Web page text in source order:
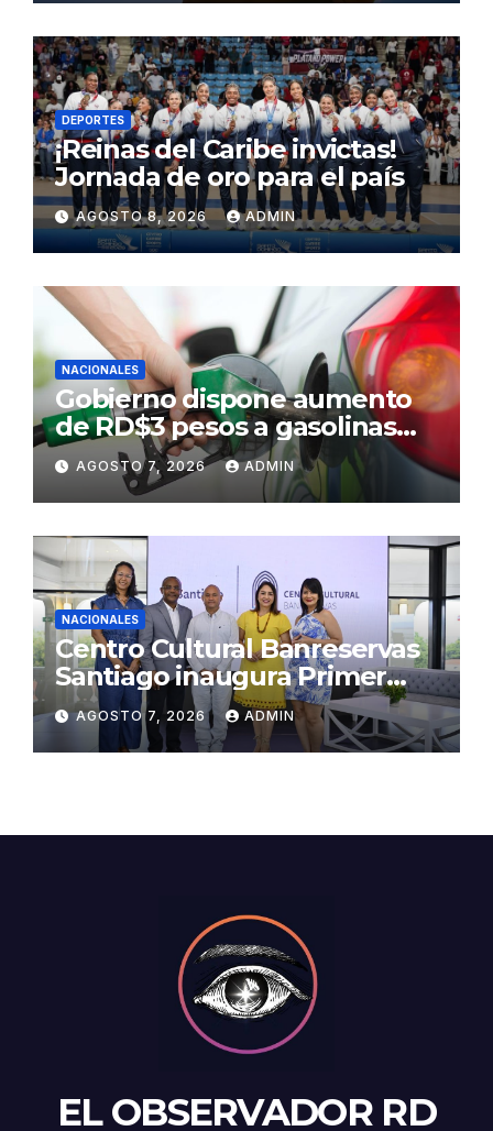
DEPORTES
¡Reinas del Caribe invictas!
Jornada de oro para el país
AGOSTO 8, 2026 ADMIN
NACIONALES
Gobierno dispone aumento
de RD$3 pesos a gasolinas
premium y regular
AGOSTO 7, 2026 ADMIN
NACIONALES
Centro Cultural Banreservas
Santiago inaugura Primer
Congreso de Artesanos de
Santiago
AGOSTO 7, 2026 ADMIN
EL OBSERVADOR RD